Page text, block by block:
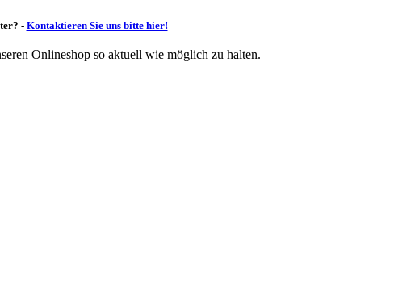
- Kontaktieren Sie uns bitte hier!
Onlineshop so aktuell wie möglich zu halten.